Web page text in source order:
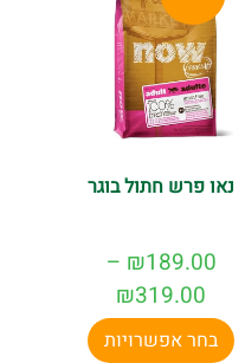
נאו פרש חתול בוגר
₪189.00
–
₪319.00
בחר אפשרויות